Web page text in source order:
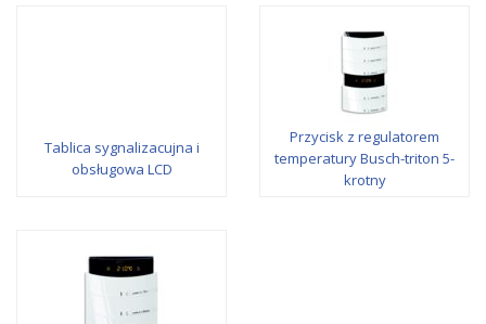
Tablica sygnalizacujna i
obsługowa LCD
Przycisk z regulatorem
temperatury Busch-triton 5-
krotny